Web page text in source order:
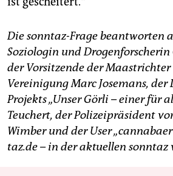
Die sonntaz-Frage beantworten
Soziologin und Drogenforscherin
der Vorsitzende der Maastrichter
Vereinigung Marc Josemans, der
Projekts „Unser Görli – einer für
Teuchert, der Polizeipräsident
Wimber und der User
taz.de – in der aktuellen sonntaz